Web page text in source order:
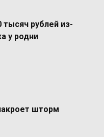
тысяч рублей из-
у родни
шторм